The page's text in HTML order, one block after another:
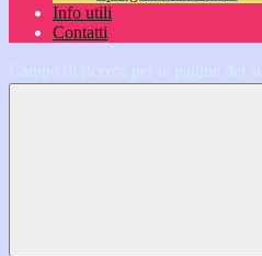
Info utili
Contatti